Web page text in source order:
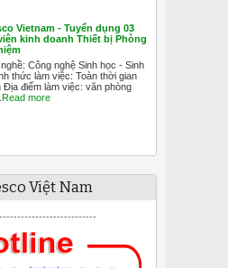
Vietnam - Tuyển dụng 03
kinh doanh Thiết bị Phòng
Công nghệ Sinh học - Sinh
thức làm việc: Toàn thời gian
Địa điểm làm việc: văn phòng
Read more
Việt Nam